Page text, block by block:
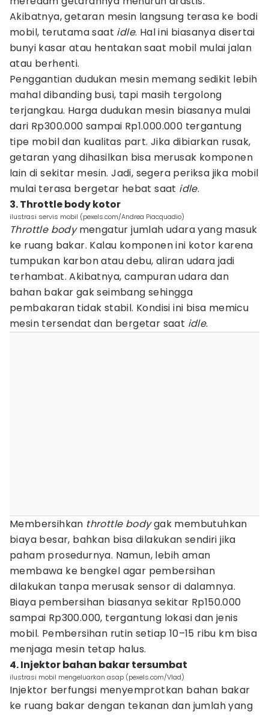
Akibatnya, getaran mesin langsung terasa ke bodi
mobil, terutama saat idle. Hal ini biasanya disertai
bunyi kasar atau hentakan saat mobil mulai jalan
atau berhenti.
Penggantian dudukan mesin memang sedikit lebih
mahal dibanding busi, tapi masih tergolong
terjangkau. Harga dudukan mesin biasanya mulai
dari Rp300.000 sampai Rp1.000.000 tergantung
tipe mobil dan kualitas part. Jika dibiarkan rusak,
getaran yang dihasilkan bisa merusak komponen
lain di sekitar mesin. Jadi, segera periksa jika mobil
mulai terasa bergetar hebat saat idle.
3. Throttle body kotor
ilustrasi servis mobil (pexels.com/Andrea Piacquadio)
Throttle bodymengatur jumlah udara yang masuk
ke ruang bakar. Kalau komponen ini kotor karena
tumpukan karbon atau debu, aliran udara jadi
terhambat. Akibatnya, campuran udara dan
bahan bakar gak seimbang sehingga
pembakaran tidak stabil. Kondisi ini bisa memicu
mesin tersendat dan bergetar saat idle.
Membersihkan throttle bodygak membutuhkan
biaya besar, bahkan bisa dilakukan sendiri jika
paham prosedurnya. Namun, lebih aman
membawa ke bengkel agar pembersihan
dilakukan tanpa merusak sensor di dalamnya.
Biaya pembersihan biasanya sekitar Rp150.000
sampai Rp300.000, tergantung lokasi dan jenis
mobil. Pembersihan rutin setiap 10–15 ribu km bisa
menjaga mesin tetap halus.
4. Injektor bahan bakar tersumbat
ilustrasi mobil mengeluarkan asap (pexels.com/Vlad)
Injektor berfungsi menyemprotkan bahan bakar
ke ruang bakar dengan tekanan dan jumlah yang